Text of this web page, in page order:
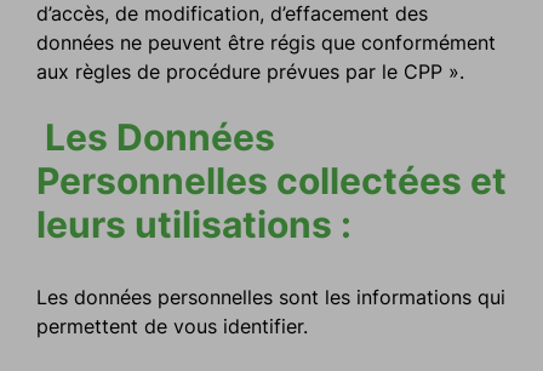
d’accès, de modification, d’effacement des
données ne peuvent être régis que conformément
aux règles de procédure prévues par le CPP ».
Les Données
Personnelles collectées et
leurs utilisations :
Les données personnelles sont les informations qui
permettent de vous identifier.